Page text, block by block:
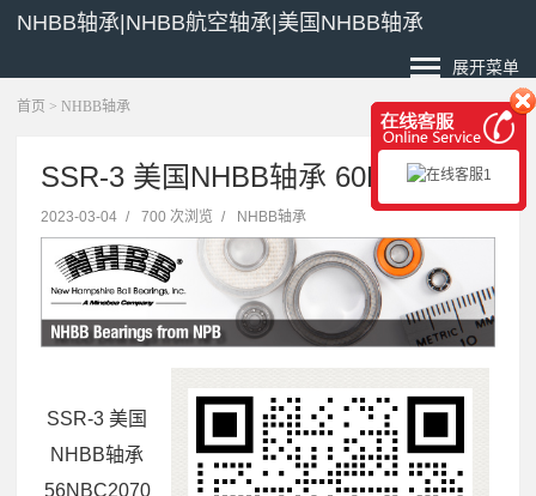
NHBB轴承|NHBB航空轴承|美国NHBB轴承
展开菜单
首页 > NHBB轴承
SSR-3 美国NHBB轴承 60B96202
2023-03-04 / 700 次浏览 / NHBB轴承
SSR-3 美国
NHBB轴承
56NBC2070